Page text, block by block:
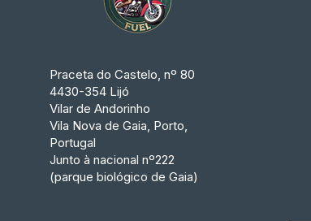
Praceta do Castelo, nº 80
4430-354 Lijó
Vilar de Andorinho
Vila Nova de Gaia, Porto,
Portugal
Junto à nacional nº222
(parque biológico de Gaia)